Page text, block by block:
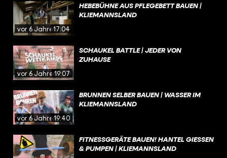
vor 6 Jahren17:04
HEBEBÜHNE AUS PFLEGEBETT BAUEN |
KLIEMANNSLAND
vor 6 Jahren19:07
SCHAUKEL BATTLE | JEDER VON
ZUHAUSE
vor 6 Jahren19:40
BRUNNEN SELBER BAUEN | WASSER IM
KLIEMANNSLAND
FITNESSGERÄTE BAUEN! HANTEL GIESSEN &
PUMPEN | KLIEMANNSLAND